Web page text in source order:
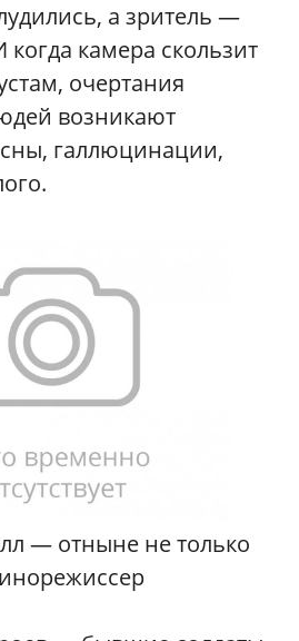
а зритель —
камера скользит
очертания
возникают
галлюцинации,
— отныне не только